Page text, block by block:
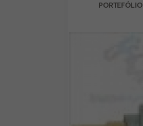
PORTEFÓLIO